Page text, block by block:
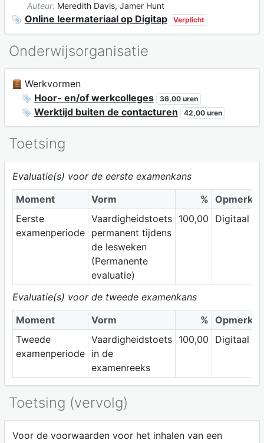
Auteur: Meredith Davis, Jamer Hunt
Online leermateriaal op Digitap Verplicht
Onderwijsorganisatie
Werkvormen
Hoor- en/of werkcolleges
36,00 uren
Werktijd buiten de contacturen 42,00 uren
Toetsing
Evaluatie(s) voor de eerste examenkans
Moment
Vorm %
Eerste
examenperiode
Vaardigheidstoets
permanent tijdens
de lesweken
(Permanente
evaluatie)
100,00 Digitaal
Evaluatie(s) voor de tweede examenkans
Moment
Vorm %
Tweede
examenperiode
Vaardigheidstoets
in de
examenreeks
100,00 Digitaal
Toetsing (vervolg)
Voor de voorwaarden voor het inhalen van een